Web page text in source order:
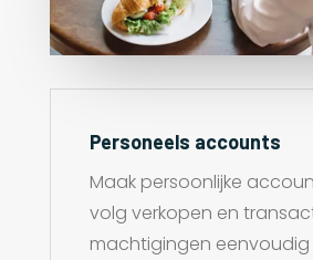
Personeels accounts
Maak persoonlijke
volg verkopen en
machtigingen